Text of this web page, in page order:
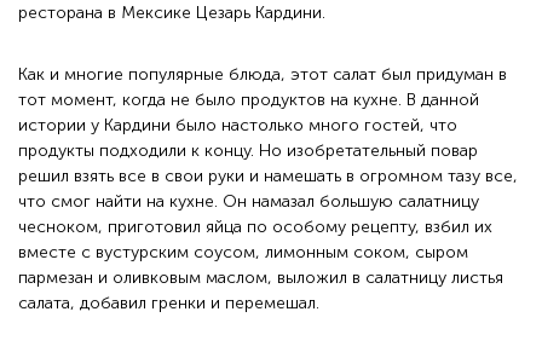
ресторана в Мексике Цезарь Кардини.
Как и многие популярные блюда, этот салат был придуман в
тот момент, когда не было продуктов на кухне. В данной
истории у Кардини было настолько много гостей, что
продукты подходили к концу. Но изобретательный повар
решил взять все в свои руки и намешать в огромном тазу все,
что смог найти на кухне. Он намазал большую салатницу
чесноком, приготовил яйца по особому рецепту, взбил их
вместе с вустурским соусом, лимонным соком, сыром
пармезан и оливковым маслом, выложил в салатницу листья
салата, добавил гренки и перемешал.